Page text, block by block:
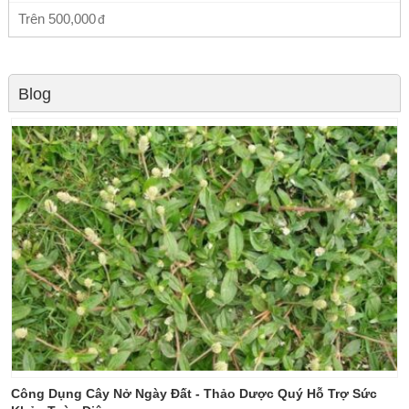
Trên 500,000
Blog
Công Dụng Cây Nở Ngày Đất - Thảo Dược Quý Hỗ Trợ Sức